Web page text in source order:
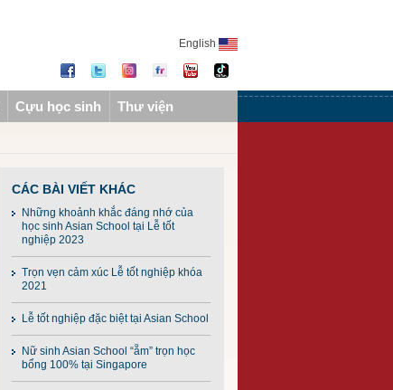
English
Cựu học sinh Thư viện
CÁC BÀI VIẾT KHÁC
Những khoảnh khắc đáng nhớ của
học sinh Asian School tại Lễ tốt
nghiệp 2023
Trọn vẹn cảm xúc Lễ tốt nghiệp khóa
2021
Lễ tốt nghiệp đặc biệt tại Asian School
Nữ sinh Asian School “ẵm” trọn học
bổng 100% tại Singapore